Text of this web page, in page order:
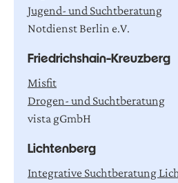
Jugend- und Suchtberatung
Notdienst Berlin e.V.
Friedrichshain-Kreuzberg
Misfit
Drogen- und Suchtberatung
vista gGmbH
Lichtenberg
Integrative Suchtberatung